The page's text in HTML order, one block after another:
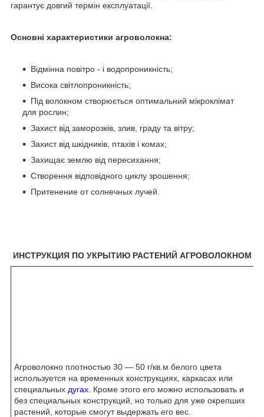
гарантує довгий термін експлуатації.
Основні характеристики агроволокна:
Відмінна повітро - і водопроникність;
Висока світлопроникність;
Під волокном створюється оптимальний мікроклімат
для рослин;
Захист від заморозків, злив, граду та вітру;
Захист від шкідників, птахів і комах;
Захищає землю від пересихання;
Створення відповідного циклу зрошення;
Притенение от солнечных лучей.
ИНСТРУКЦИЯ ПО УКРЫТИЮ РАСТЕНИЙ АГРОВОЛОКНОМ
Агроволокно плотностью 30 ― 50 г/кв.м белого цвета
используется на временных конструкциях, каркасах или
специальных дугах. Кроме этого его можно использовать и
без специальных конструкций, но только для уже окрепших
растений, которые смогут выдержать его вес.